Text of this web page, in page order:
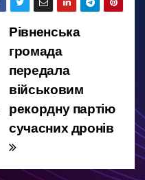
Рівненська
громада
передала
військовим
рекордну партію
сучасних дронів